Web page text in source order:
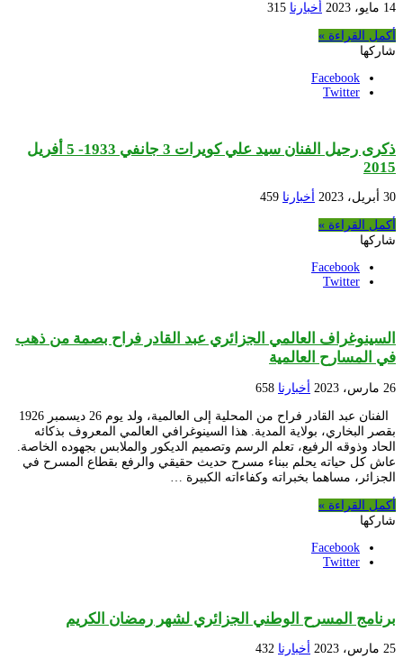
14 مايو، 2023 أخبارنا 315
أكمل القراءة »
شاركها
Facebook
Twitter
ذكرى رحيل الفنان سيد علي كويرات 3 جانفي 1933- 5 أفريل
2015
30 أبريل، 2023 أخبارنا 459
أكمل القراءة »
شاركها
Facebook
Twitter
السينوغراف العالمي الجزائري عبد القادر فراح بصمة من ذهب
في المسارح العالمية
26 مارس، 2023 أخبارنا 658
الفنان عبد القادر فراح من المحلية إلى العالمية، ولد يوم 26 ديسمبر 1926
بقصر البخاري، بولاية المدية. هذا السينوغرافي العالمي المعروف بذكائه
الحاد وذوقه الرفيع، تعلم الرسم وتصميم الديكور والملابس بجهوده الخاصة.
عاش كل حياته يحلم ببناء مسرح حديث حقيقي والرفع بقطاع المسرح في
الجزائر، مساهما بخبراته وكفاءاته الكبيرة …
أكمل القراءة »
شاركها
Facebook
Twitter
برنامج المسرح الوطني الجزائري لشهر رمضان الكريم
25 مارس، 2023 أخبارنا 432